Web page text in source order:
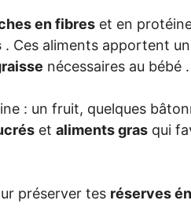
en fibres et en
. Ces aliments apportent
nécessaires au bébé .
: un fruit, quelques
et aliments gras qui
préserver tes réserves